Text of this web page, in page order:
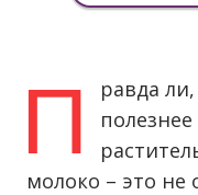
П
равда
молоко – это не